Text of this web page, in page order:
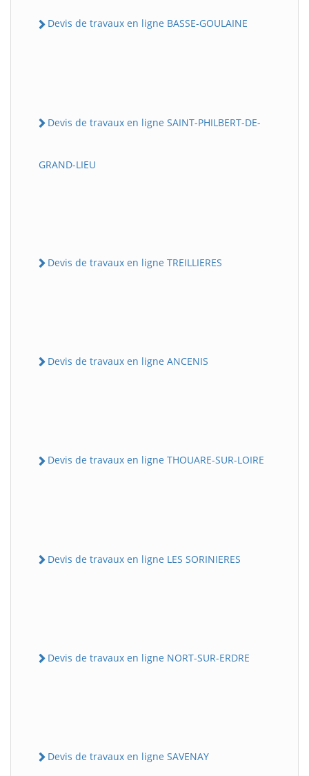
Devis de travaux en ligne BASSE-GOULAINE
Devis de travaux en ligne SAINT-PHILBERT-DE-
GRAND-LIEU
Devis de travaux en ligne TREILLIERES
Devis de travaux en ligne ANCENIS
Devis de travaux en ligne THOUARE-SUR-LOIRE
Devis de travaux en ligne LES SORINIERES
Devis de travaux en ligne NORT-SUR-ERDRE
Devis de travaux en ligne SAVENAY